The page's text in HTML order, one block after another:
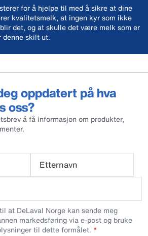
for å hjelpe til med å sikre at dine
kvalitetsmelk, at ingen kyr som ikke
det, og at skulle det være melk som er
denne skilt ut.
oppdatert på hva
oss?
å få informasjon om produkter,
Etternavn
at DeLaval Norge kan sende meg
markedsføring via e-post og bruke
til dette formålet.